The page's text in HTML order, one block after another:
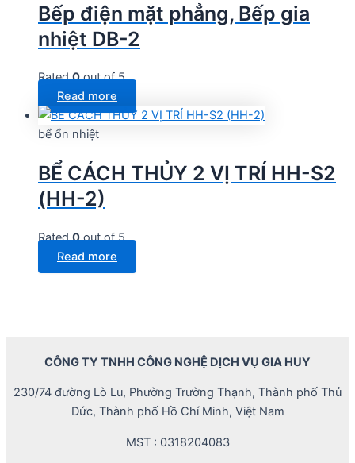
Bếp điện mặt phẳng, Bếp gia
nhiệt DB-2
Rated0out of 5
Read more
bể ổn nhiệt
BỂ CÁCH THỦY 2 VỊ TRÍ HH-S2
(HH-2)
Rated0out of 5
Read more
CÔNG TY TNHH CÔNG NGHỆ DỊCH VỤ GIA HUY
230/74 đường Lò Lu, Phường Trường Thạnh, Thành phố Thủ
Đức, Thành phố Hồ Chí Minh, Việt Nam
MST : 0318204083